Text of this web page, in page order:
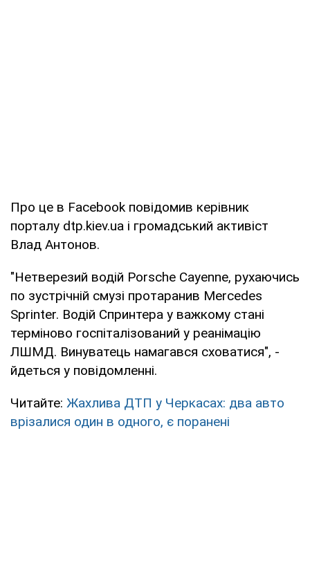
Про це в Facebook повідомив керівник
порталу dtp.kiev.ua і громадський активіст
Влад Антонов.
"Нетверезий водій Porsche Cayenne, рухаючись
по зустрічній смузі протаранив Mercedes
Sprinter. Водій Спринтера у важкому стані
терміново госпіталізований у реанімацію
ЛШМД. Винуватець намагався сховатися", -
йдеться у повідомленні.
Читайте: Жахлива ДТП у Черкасах: два авто
врізалися один в одного, є поранені